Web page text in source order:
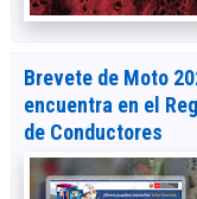
Brevete de Moto
encuentra en el
de Conductores